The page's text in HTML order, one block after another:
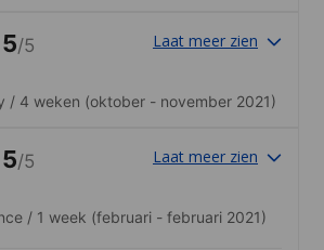
5/5 Laat meer zien
/ 4 weken (oktober - november 2021)
5/5 Laat meer zien
/ 1 week (februari - februari 2021)